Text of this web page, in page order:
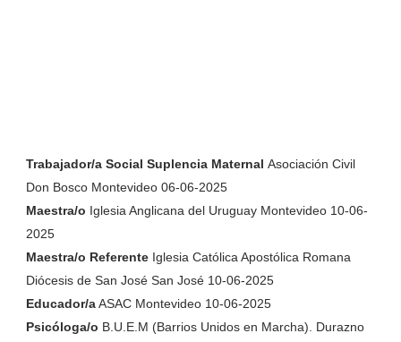
Trabajador/a Social Suplencia Maternal Asociación Civil
Don Bosco Montevideo 06-06-2025
Maestra/o Iglesia Anglicana del Uruguay Montevideo 10-06-
2025
Maestra/o ReferenteIglesia Católica Apostólica Romana
Diócesis de San José San José 10-06-2025
Educador/aASAC Montevideo 10-06-2025
Psicóloga/o B.U.E.M (Barrios Unidos en Marcha). Durazno